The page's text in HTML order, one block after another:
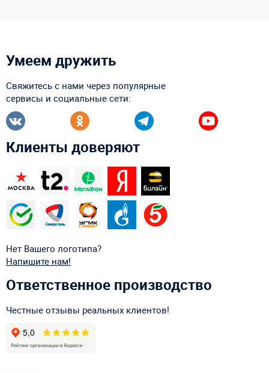
Умеем дружить
Свяжитесь с нами через популярные
сервисы и социальные сети:
Клиенты доверяют
Нет Вашего логотипа?
Напишите нам!
Ответственное производство
Честные отзывы реальных клиентов!